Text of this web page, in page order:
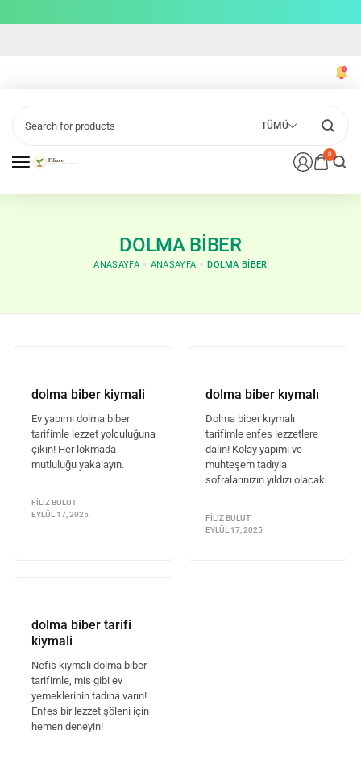
0
TÜMÜ
DOLMA BIBER
ANASAYFA ANASAYFA DOLMA BIBER
dolma biber kiymali
Ev yapımı dolma biber
tarifimle lezzet yolculuğuna
çıkın! Her lokmada
mutluluğu yakalayın.
FILIZ BULUT
EYLÜL 17, 2025
dolma biber kıymalı
Dolma biber kıymalı
tarifimle enfes lezzetlere
dalın! Kolay yapımı ve
muhteşem tadıyla
sofralarınızın yıldızı olacak.
FILIZ BULUT
EYLÜL 17, 2025
dolma biber tarifi
kiymali
Nefis kıymalı dolma biber
tarifimle, mis gibi ev
yemeklerinin tadına varın!
Enfes bir lezzet şöleni için
hemen deneyin!